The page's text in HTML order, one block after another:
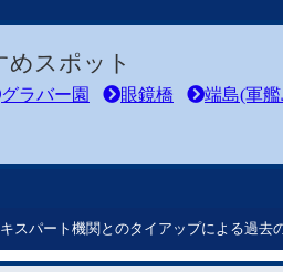
めスポット
グラバー園 眼鏡橋 端島(軍
スパート機関とのタイアップによる過去